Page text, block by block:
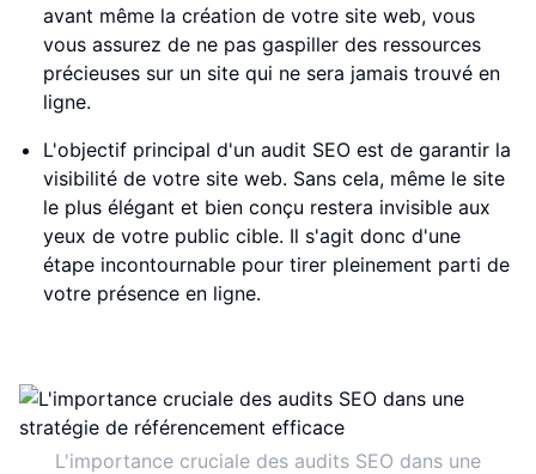
avant même la création de votre site web, vous
vous assurez de ne pas gaspiller des ressources
précieuses sur un site qui ne sera jamais trouvé en
ligne.
L'objectif principal d'un audit SEO est de garantir la
visibilité de votre site web. Sans cela, même le site
le plus élégant et bien conçu restera invisible aux
yeux de votre public cible. Il s'agit donc d'une
étape incontournable pour tirer pleinement parti de
votre présence en ligne.
L'importance cruciale des audits SEO dans une